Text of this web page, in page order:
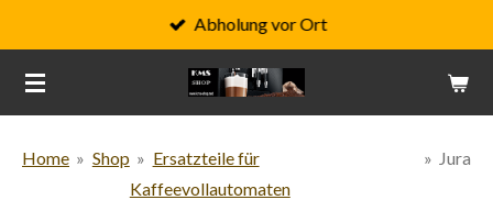
Hauptinhalt
springen
Abholung vor Ort
Home » Shop » Ersatzteile für
Kaffeevollautomaten
» Jura